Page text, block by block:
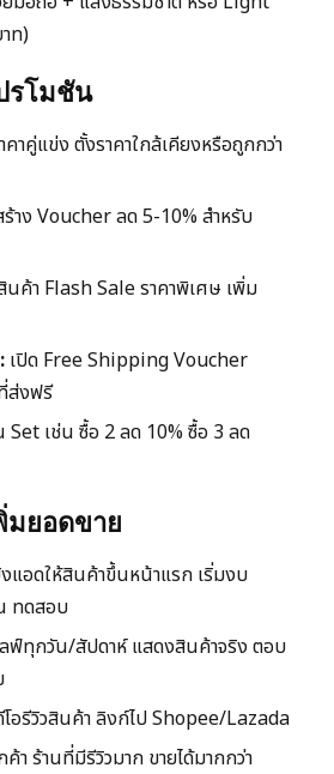
ท)
รโมชัน
คาคู่แข่ง ตั้งราคาใกล้เคียงหรือถูกกว่า
าง Voucher ลด 5-10% สำหรับ
นค้า Flash Sale ราคาพิเศษ เพิ่ม
เปิด Free Shipping Voucher
ส่งฟรี
Set เช่น ซื้อ 2 ลด 10% ซื้อ 3 ลด
มยอดขาย
แอดให้สินค้าขึ้นหน้าแรก เริ่มงบ
ทดสอบ
ฟ์ทุกวัน/สัปดาห์ แสดงสินค้าจริง ตอบ
โอรีวิวสินค้า ลิงก์ไป Shopee/Lazada
ค้า ร้านที่มีรีวิวมาก ขายได้มากกว่า